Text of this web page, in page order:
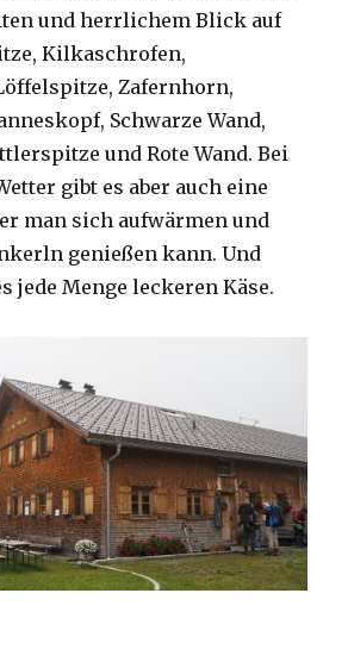
und herrlichem Blick auf
Kilkaschrofen,
Zafernhorn,
Schwarze Wand,
und Rote Wand. Bei
gibt es aber auch eine
man sich aufwärmen und
genießen kann. Und
jede Menge leckeren Käse.